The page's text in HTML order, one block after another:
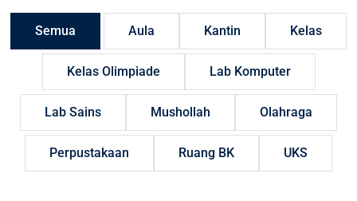
Semua Aula Kantin Kelas
Kelas Olimpiade Lab Komputer
Lab Sains Mushollah Olahraga
Perpustakaan Ruang BK UKS